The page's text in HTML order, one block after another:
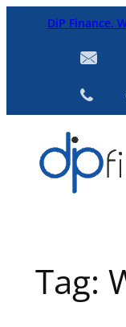
PrzejdźDiP Finance.
Tag: